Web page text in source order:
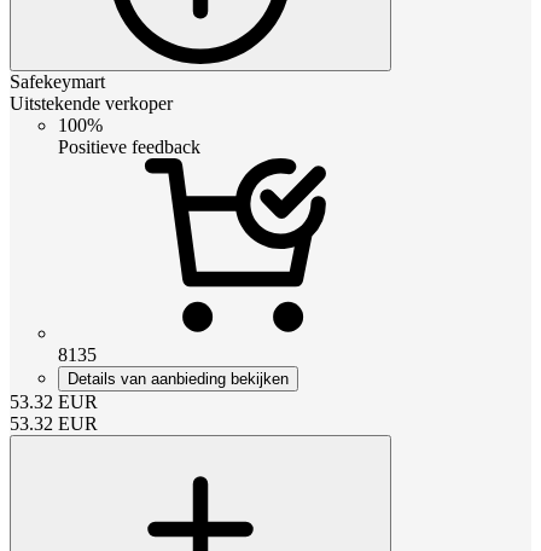
Safekeymart
Uitstekende verkoper
100%
Positieve feedback
8135
Details van aanbieding bekijken
53.32 EUR
53.32 EUR